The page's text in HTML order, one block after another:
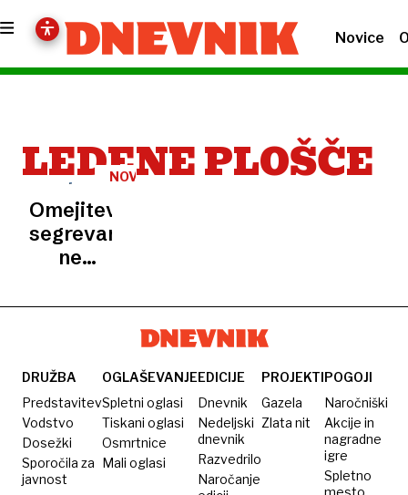
Novice
LEDENE PLOŠČE
NOVE
Omejitev
segrevanja
ne
Ledene
morja
se
dvigajo
DRUŽBA
Predstavitev
Vodstvo
Dosežki
Sporočila za
javnost
OGLAŠEVANJE
Spletni oglasi
Tiskani oglasi
Osmrtnice
Mali oglasi
EDICIJE
Dnevnik
Nedeljski
dnevnik
Razvedrilo
Naročanje
PROJEKTI
Gazela
Zlata nit
POGOJI
Naročniški
Akcije in
nagradne
igre
Spletno
mesto